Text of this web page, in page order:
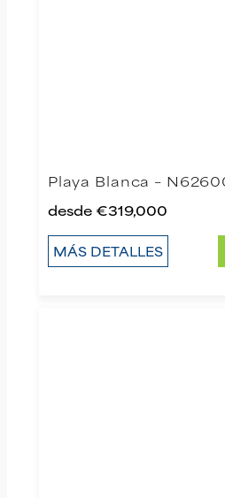
Playa Blanca –
desde€319,000
MÁS DETALLES